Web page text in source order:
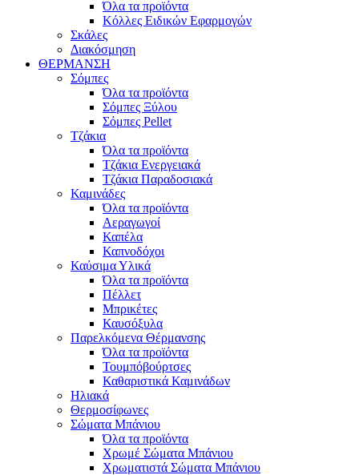
Όλα τα προϊόντα
Κόλλες Ειδικών Εφαρμογών
Σκάλες
Διακόσμηση
ΘΕΡΜΑΝΣΗ
Σόμπες
Όλα τα προϊόντα
Σόμπες Ξύλου
Σόμπες Pellet
Τζάκια
Όλα τα προϊόντα
Τζάκια Ενεργειακά
Τζάκια Παραδοσιακά
Καμινάδες
Όλα τα προϊόντα
Αεραγωγοί
Καπέλα
Καπνοδόχοι
Καύσιμα Υλικά
Όλα τα προϊόντα
Πέλλετ
Μπρικέτες
Καυσόξυλα
Παρελκόμενα Θέρμανσης
Όλα τα προϊόντα
Τουμπόβούρτσες
Καθαριστικά Καμινάδων
Ηλιακά
Θερμοσίφωνες
Σώματα Μπάνιου
Όλα τα προϊόντα
Χρωμέ Σώματα Μπάνιου
Χρωματιστά Σώματα Μπάνιου